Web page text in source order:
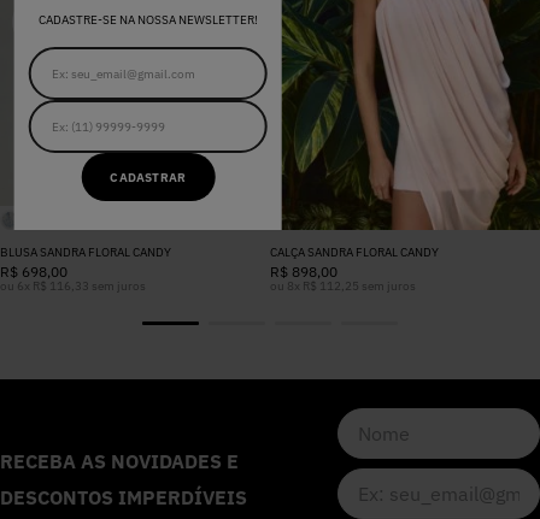
CADASTRE-SE NA NOSSA NEWSLETTER!
CADASTRAR
BLUSA SANDRA FLORAL CANDY
R$ 698,00
ou 6 x R$ 116, 33 sem juros
CALÇA SANDRA FLORAL CANDY
R$ 898,00
ou 8 x R$ 112,25 sem juros
RECEBA AS NOVIDADES E
DESCONTOS IMPERDÍVEIS